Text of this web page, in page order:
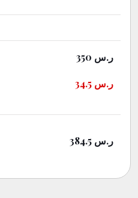
350 ر.س
34.5 ر.س
384.5 ر.س